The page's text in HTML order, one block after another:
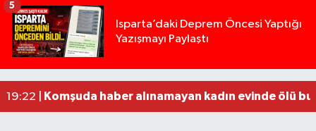
Isparta’daki Deprem Öncesi Yaptığı
Yazışmayı Paylaştı
5
13:00 |Yığılca'da kardeşler arasındaki silahlı kavgada
12:48 |Tur teknesi çalışanlarının birbirine girdiği kavga
02:26 |MOTOSİKLETLE ÇARPIŞAN OTOMOBİL GÜL
19:22 |
Komşuda haber alınamayan kadın evinde ölü